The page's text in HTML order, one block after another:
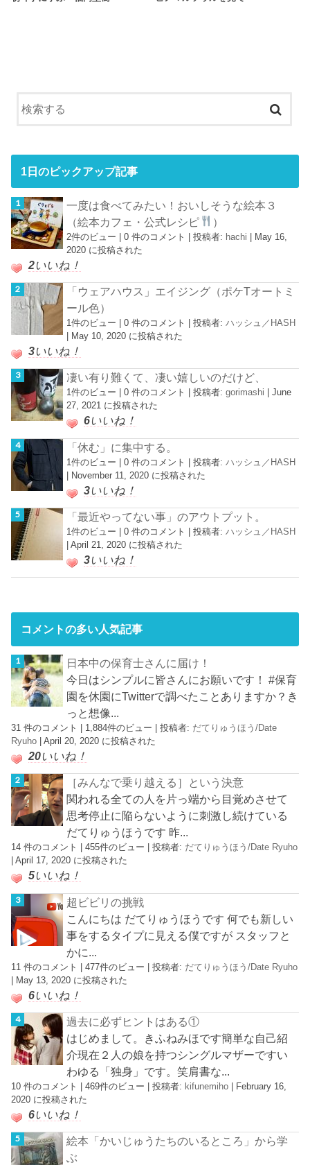
1日のピックアップ記事
一度は食べてみたい！おいしそうな絵本３
（絵本カフェ・公式レシピ
）
2件のビュー |0 件のコメント |投稿者: hachi | May 16,
2020 に投稿された
2いいね！
「ウェアハウス」エイジング（ポケTオートミ
ール色）
1件のビュー |0 件のコメント |投稿者:ハッシュ／HASH
May 10, 2020 に投稿された
3いいね！
凄い有り難くて、凄い嬉しいのだけど、
1件のビュー |0 件のコメント |投稿者:gorimashi |June
27, 2021 に投稿された
6いいね！
「休む」に集中する。
1件のビュー |0 件のコメント |投稿者:ハッシュ／HASH
November 11, 2020 に投稿された
3いいね！
「最近やってない事」のアウトプット。
1件のビュー |0 件のコメント |投稿者:ハッシュ／HASH
|April 21, 2020 に投稿された
3いいね！
コメントの多い人気記事
日本中の保育士さんに届け！
今日はシンプルに皆さんにお願いです！ #保育
園を休園にTwitterで調べたことありますか？き
っと想像...
31 件のコメント 1,884件のビュー |投稿者: だてりゅうほう/Date
Ryuho |April 20, 2020 に投稿された
20いいね！
［みんなで乗り越える］という決意
関われる全ての人を片っ端から目覚めさせて
思考停止に陥らないように刺激し続けている
だてりゅうほうです 昨...
14 件のコメント |455件のビュー |投稿者: だてりゅうほう/Date Ryuho
|April 17, 2020 に投稿された
5いいね！
超ビビリの挑戦
こんにちは だてりゅうほうです 何でも新しい
事をするタイプに見える僕ですが スタッフと
かに...
11 件のコメント |477件のビュー |投稿者: だてりゅうほう/Date Ryuho
| May 13, 2020 に投稿された
6いいね！
過去に必ずヒントはある①
はじめまして。きふねみほです簡単な自己紹
介現在２人の娘を持つシングルマザーですい
わゆる「独身」です。笑肩書な...
10 件のコメント |469件のビュー |投稿者: kifunemiho
February 16,
2020 に投稿された
6いいね！
絵本「かいじゅうたちのいるところ」から学
ぶ